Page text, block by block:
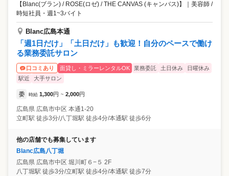
【Blanc(ブラン) / ROSE(ロゼ) / THE CANVAS (キャンバス)】
美容師 /
時短社員・週1~3バイト
Blanc広島本通
「週1日だけ」「土日だけ」も歓迎！自分のペースで働け
る業務委託サロン
口コミあり 面貸し・ミラーレンタルOK 業務委託 土日休み
日曜休み
駅近
大手サロン
委 時給 1,300円 ~ 2,000円
広島県 広島市中区 本通1-20
立町駅 徒歩3分/八丁堀駅 徒歩4分/本通駅 徒歩6分
他の店舗でも募集しています
Blanc広島八丁堀
広島県 広島市中区 堀川町６−５ 2F
八丁堀駅 徒歩3分/立町駅 徒歩4分/本通駅 徒歩7分